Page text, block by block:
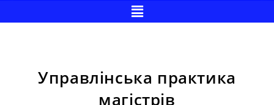
Управлінська практика
магістрів